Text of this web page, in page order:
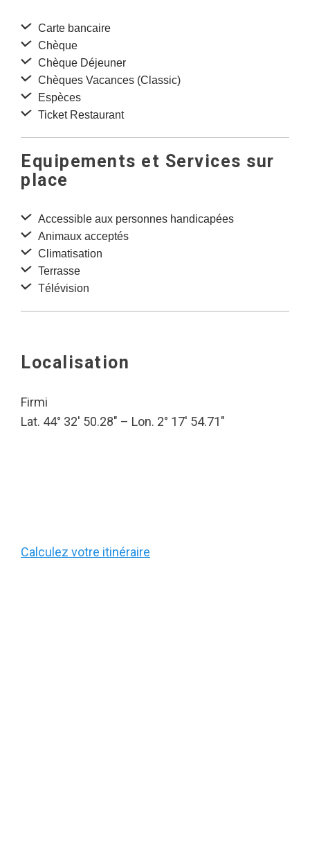
Carte bancaire
Chèque
Chèque Déjeuner
Chèques Vacances (Classic)
Espèces
Ticket Restaurant
Equipements et Services sur
place
Accessible aux personnes handicapées
Animaux acceptés
Climatisation
Terrasse
Télévision
Localisation
Firmi
Lat. 44° 32′ 50.28″ – Lon. 2° 17′ 54.71″
Calculez votre itinéraire